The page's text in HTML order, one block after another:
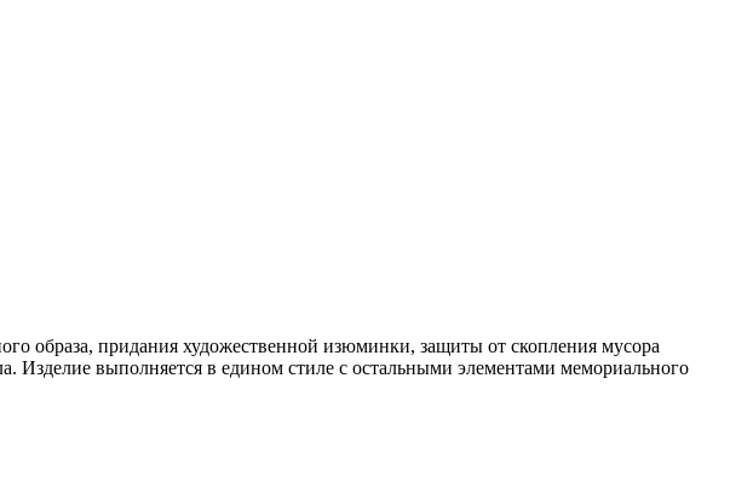
образа, придания художественной изюминки, защиты от скопления мусора
Изделие выполняется в едином стиле с остальными элементами мемориального